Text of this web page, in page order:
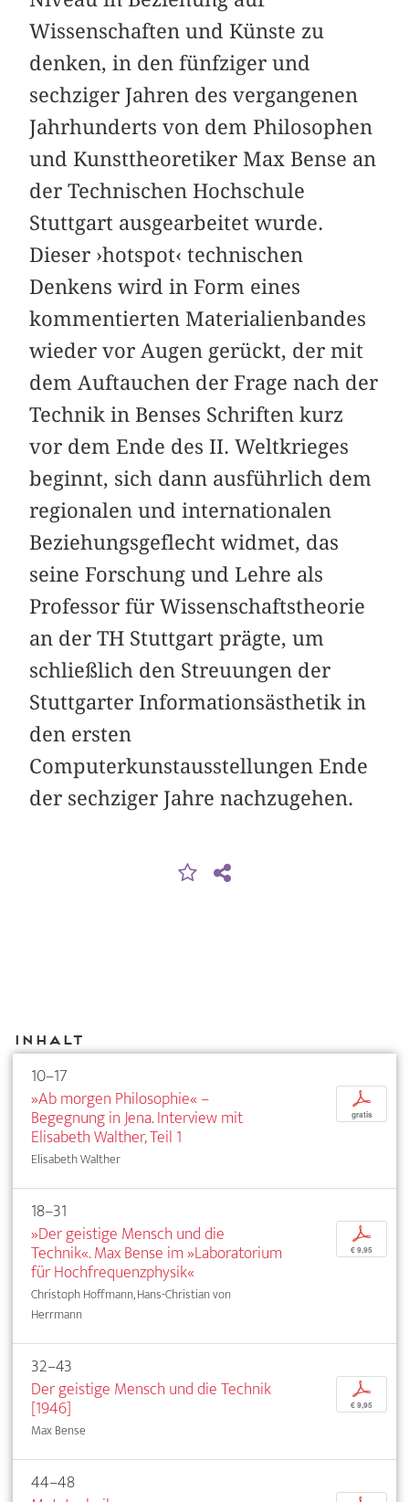
Wissenschaften und Künste zu
denken, in den fünfziger und
sechziger Jahren des vergangenen
Jahrhunderts von dem Philosophen
und Kunsttheoretiker Max Bense an
der Technischen Hochschule
Stuttgart ausgearbeitet wurde.
Dieser ›hotspot‹ technischen
Denkens wird in Form eines
kommentierten Materialienbandes
wieder vor Augen gerückt, der mit
dem Auftauchen der Frage nach der
Technik in Benses Schriften kurz
vor dem Ende des II. Weltkrieges
beginnt, sich dann ausführlich dem
regionalen und internationalen
Beziehungsgeflecht widmet, das
seine Forschung und Lehre als
Professor für Wissenschaftstheorie
an der TH Stuttgart prägte, um
schließlich den Streuungen der
Stuttgarter Informationsästhetik in
den ersten
Computerkunstausstellungen Ende
der sechziger Jahre nachzugehen.
Inhalt
10–17
»Ab morgen Philosophie« –
Begegnung in Jena. Interview mit
Elisabeth Walther, Teil 1
Elisabeth Walther
p
gratis
18–31
»Der geistige Mensch und die
Technik«. Max Bense im »Laboratorium
für Hochfrequenzphysik«
Christoph Hoffmann, Hans-Christian von
Herrmann
p
€ 9,95
32–43
Der geistige Mensch und die Technik
[1946]
Max Bense
p
€ 9,95
44–48